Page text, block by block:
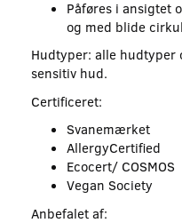
Påføres i ansigtet
og med blide
Hudtyper: alle hudtyper
sensitiv hud.
Certificeret:
Svanemærket
AllergyCertified
Ecocert/ COSMOS
Vegan Society
Anbefalet af: